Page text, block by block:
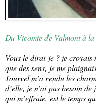
Du Vicomte de Valmont à
Vous le dirai-je ? je
que des sens, je me
Tourvel m’a rendu les
d’elle, je n’ai pas besoin
qui m’effraie, est le temps